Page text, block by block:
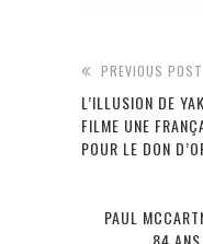
PREVIOUS POST
L’ILLUSION DE
FILME UNE
POUR LE DON
PAUL